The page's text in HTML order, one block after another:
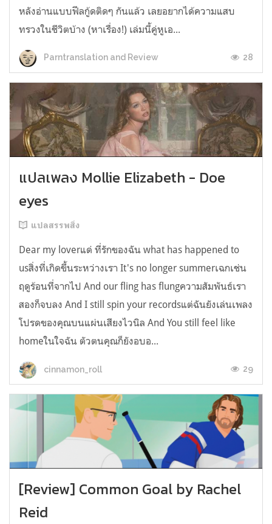
หลังอ่านแบบฟีลกู้ดติดๆ กันแล้ว เลยอยากได้ความแสบ
ทรวงในชีวิตบ้าง (หาเรื่อง!) เล่มนี้คู่หูเอ...
Parntranslation and Review 28
แปลเพลง Mollie Elizabeth - Doe
eyes
แปลสรรพสิ่ง
Dear my loverแด่ ที่รักของฉัน what has happened to
usสิ่งที่เกิดขึ้นระหว่างเรา It's no longer summerเฉกเช่น
ฤดูร้อนที่จากไป And our fling has flungความสัมพันธ์เรา
สองก็จบลง And I still spin your recordsแต่ฉันยังเล่นเพลง
โปรดของคุณบนแผ่นเสียงไวนิล And You still feel like
homeในใจฉัน ตัวตนคุณก็ยังอบอ...
cinnamon_roll 29
[Review] Common Goal by Rachel
Reid